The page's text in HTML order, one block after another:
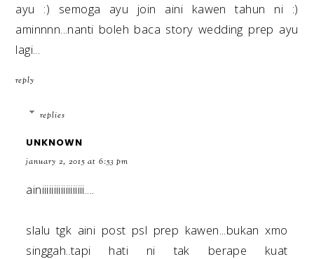
ayu :) semoga ayu join aini kawen tahun ni :)
aminnnn...nanti boleh baca story wedding prep ayu
lagi...
reply
replies
UNKNOWN
january 2, 2015 at 6:53 pm
ainiiiiiiiiiiiiiiiiii....
slalu tgk aini post psl prep kawen...bukan xmo
singgah..tapi hati ni tak berape kuat